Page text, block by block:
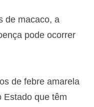
de macaco, a
pode ocorrer
de febre amarela
Estado que têm